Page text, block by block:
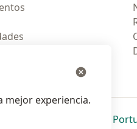
abre en una nueva pestaña
se abre en una nueva
se abre en
se
mejor experiencia.